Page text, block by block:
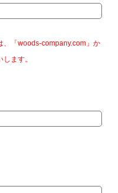
「woods-company.com」か
ます。